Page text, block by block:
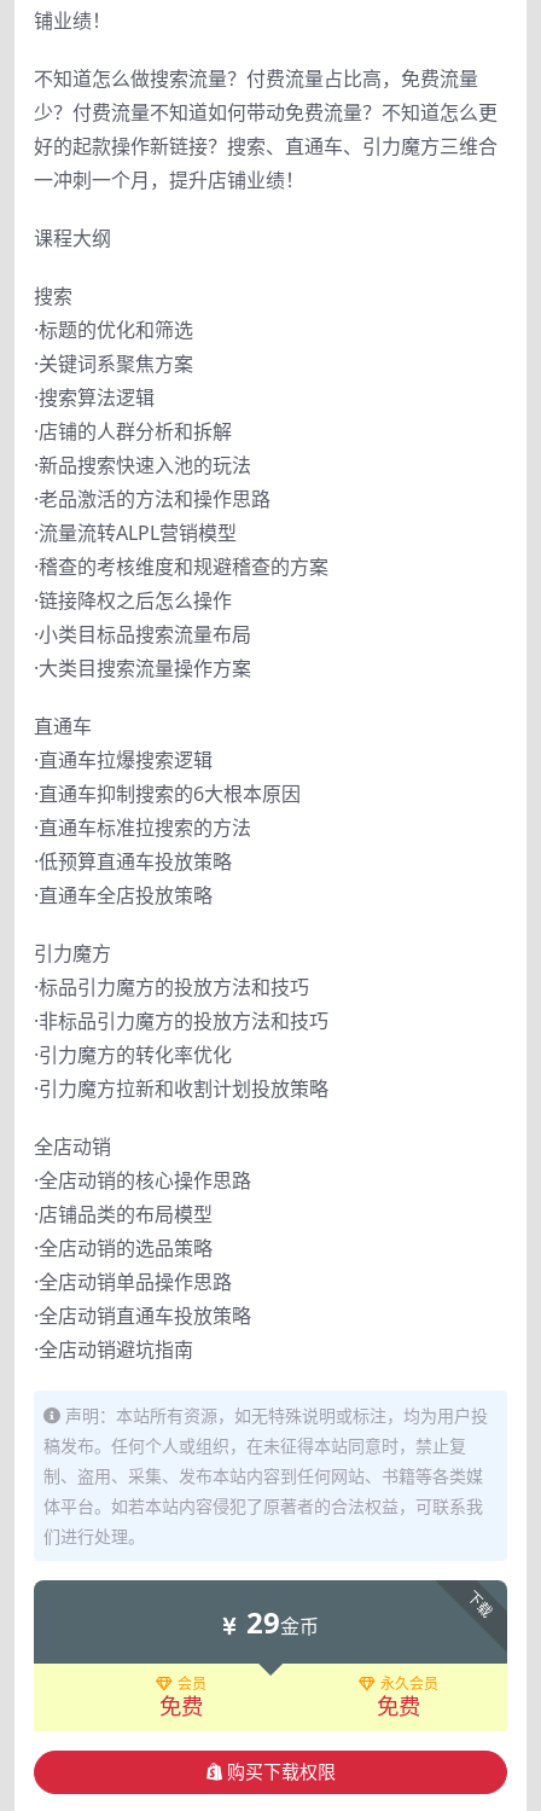
铺业绩！
不知道怎么做搜索流量？付费流量占比高，免费流量
少？付费流量不知道如何带动免费流量？不知道怎么更
好的起款操作新链接？搜索、直通车、引力魔方三维合
一冲刺一个月，提升店铺业绩！
课程大纲
搜索
·标题的优化和筛选
·关键词系聚焦方案
·搜索算法逻辑
·店铺的人群分析和拆解
·新品搜索快速入池的玩法
·老品激活的方法和操作思路
·流量流转ALPL营销模型
·稽查的考核维度和规避稽查的方案
·链接降权之后怎么操作
·小类目标品搜索流量布局
·大类目搜索流量操作方案
直通车
·直通车拉爆搜索逻辑
·直通车抑制搜索的6大根本原因
·直通车标准拉搜索的方法
·低预算直通车投放策略
·直通车全店投放策略
引力魔方
·标品引力魔方的投放方法和技巧
·非标品引力魔方的投放方法和技巧
·引力魔方的转化率优化
·引力魔方拉新和收割计划投放策略
全店动销
·全店动销的核心操作思路
·店铺品类的布局模型
·全店动销的选品策略
·全店动销单品操作思路
·全店动销直通车投放策略
·全店动销避坑指南
声明：本站所有资源，如无特殊说明或标注，均为用户投
稿发布。任何个人或组织，在未征得本站同意时，禁止复
制、盗用、采集、发布本站内容到任何网站、书籍等各类媒
体平台。如若本站内容侵犯了原著者的合法权益，可联系我
们进行处理。
下载
29金币
会员
免费
永久会员
免费
购买下载权限